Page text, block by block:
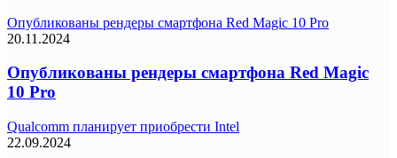
Опубликованы рендеры смартфона Red Magic 10 Pro
20.11.2024
Опубликованы рендеры смартфона Red Magic
10 Pro
Qualcomm планирует приобрести Intel
22.09.2024